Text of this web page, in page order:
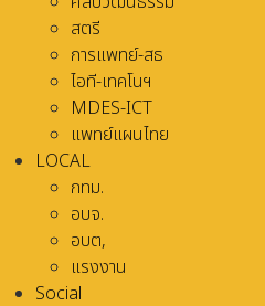
สตรี
การแพทย์-สธ
ไอที-เทคโนฯ
MDES-ICT
แพทย์แผนไทย
LOCAL
กทม.
อบจ.
อบต,
แรงงาน
Social